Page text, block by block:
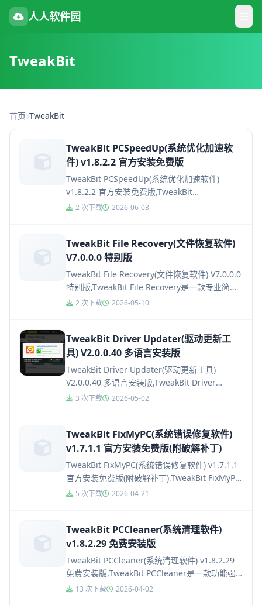
人人软件园
TweakBit
首页 TweakBit
TweakBit PCSpeedUp(系统优化加速软
件) v1.8.2.2 官方安装免费版
TweakBit PCSpeedUp(系统优化加速软件)
v1.8.2.2 官方安装免费版,TweakBit
PCSpeedUp(系统优化加速软件)是一款...
2 次下载 2026-06-03
TweakBit File Recovery(文件恢复软件)
V7.0.0.0 特别版
TweakBit File Recovery(文件恢复软件) V7.0.0.0
特别版,TweakBit File Recovery是一款专业简洁
的文件恢...
2 次下载 2026-05-10
TweakBit Driver Updater(驱动更新工
具) V2.0.0.40 多语言安装版
TweakBit Driver Updater(驱动更新工具)
V2.0.0.40 多语言安装版,TweakBit Driver
Updater驱动程序更...
3 次下载 2026-05-02
TweakBit FixMyPC(系统错误修复软件)
v1.7.1.1 官方安装免费版(附破解补丁)
TweakBit FixMyPC(系统错误修复软件) v1.7.1.1
官方安装免费版(附破解补丁),TweakBit FixMyPC
是一款非常好用且功能...
5 次下载 2026-04-21
TweakBit PCCleaner(系统清理软件)
v1.8.2.29 免费安装版
TweakBit PCCleaner(系统清理软件) v1.8.2.29
免费安装版,TweakBit PCCleaner是一款功能强
大的系统清理软件。该...
13 次下载 2026-04-02